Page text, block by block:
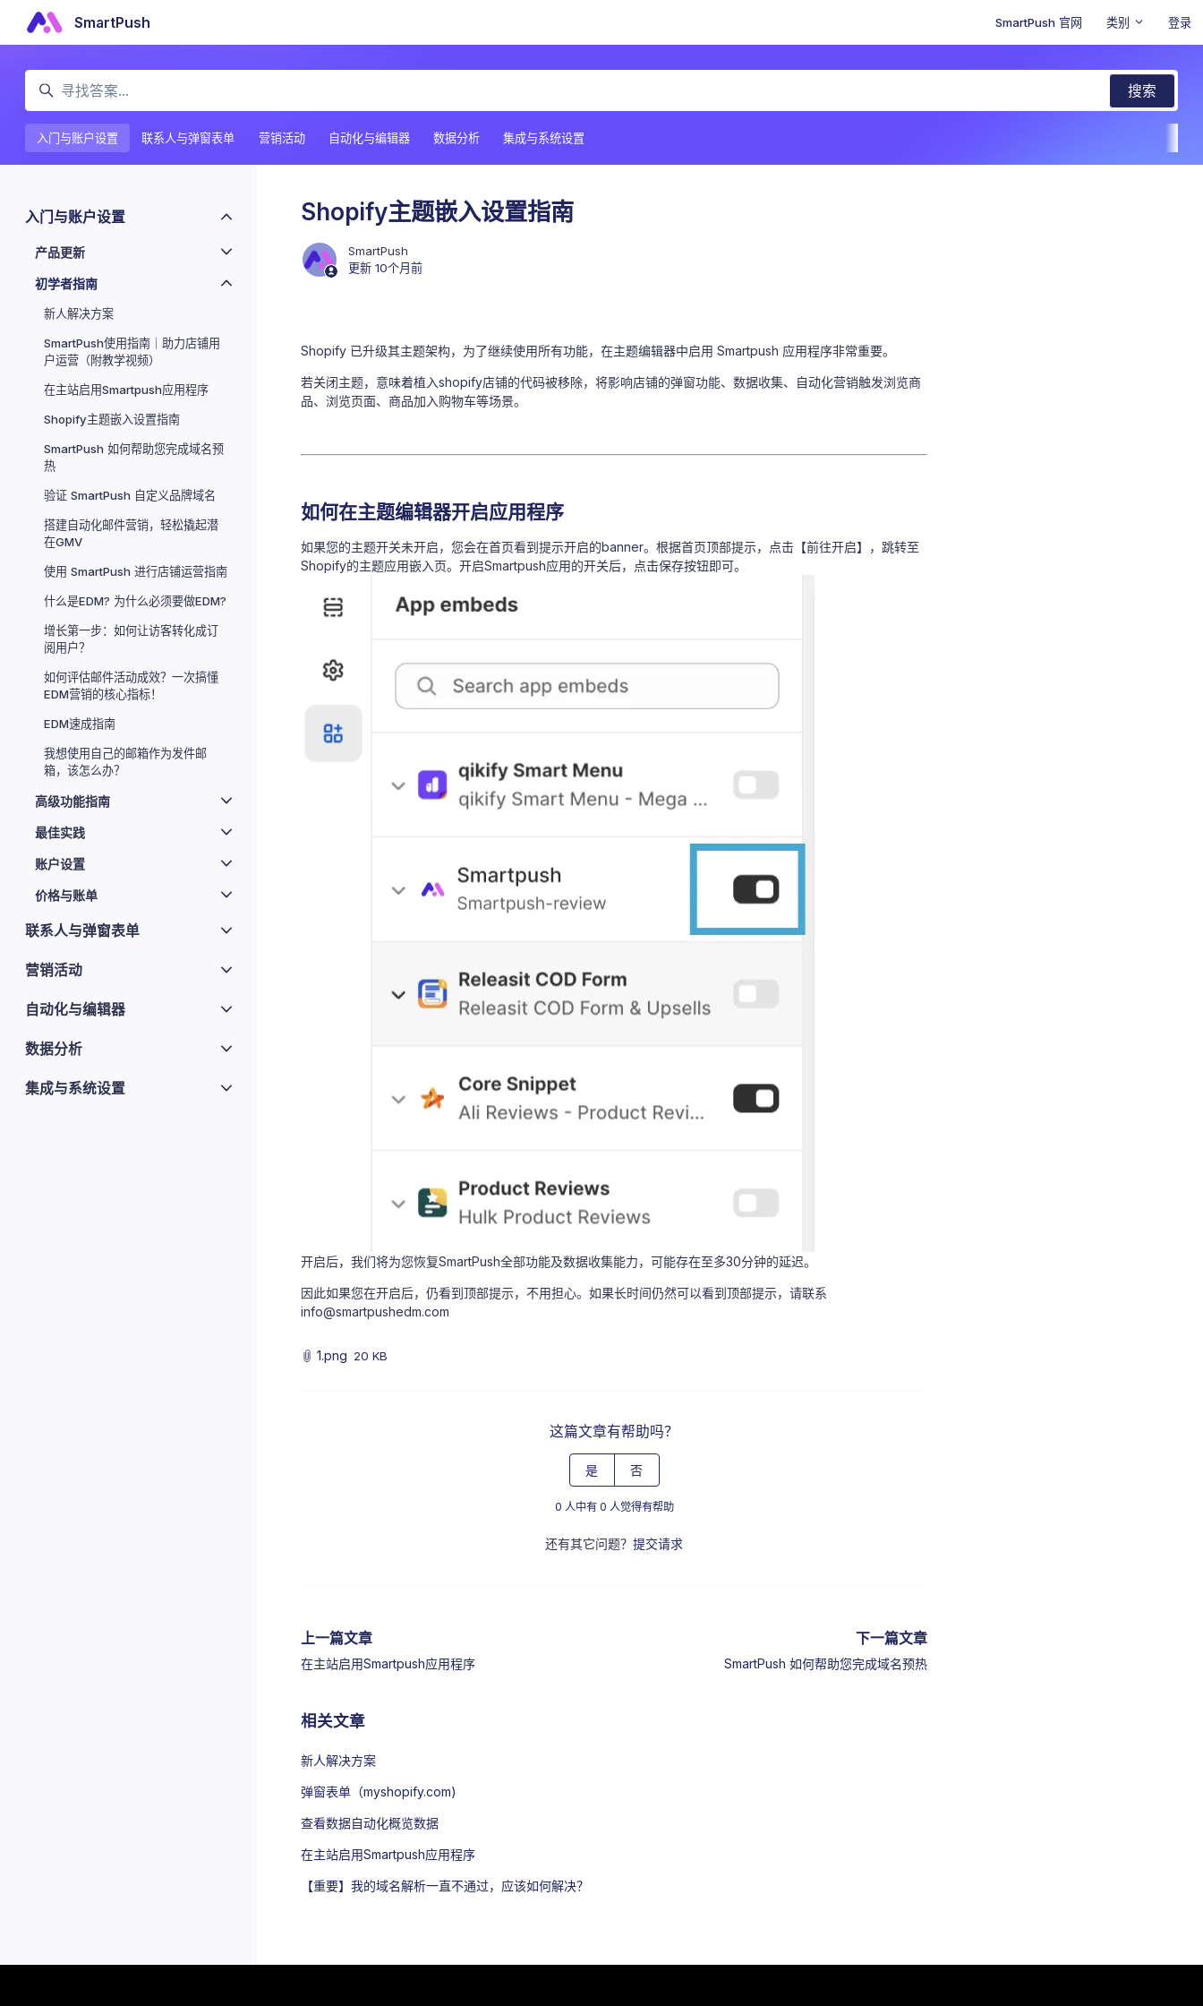
跳到主内容
SmartPush SmartPush 官网 类别 登录
搜索
入门与账户设置 联系人与弹窗表单 营销活动 自动化与编辑器 数据分析 集成与系统设置
Shopify主题嵌入设置指南
SmartPush
更新 10个月前
Shopify 已升级其主题架构，为了继续使用所有功能，在主题编辑器中启用 Smartpush 应用程序非常重要。
若关闭主题，意味着植入shopify店铺的代码被移除，将影响店铺的弹窗功能、数据收集、自动化营销触发浏览商
品、浏览页面、商品加入购物车等场景。
如何在主题编辑器开启应用程序
如果您的主题开关未开启，您会在首页看到提示开启的banner。根据首页顶部提示，点击【前往开启】，跳转至
Shopify的主题应用嵌入页。开启Smartpush应用的开关后，点击保存按钮即可。
开启后，我们将为您恢复SmartPush全部功能及数据收集能力，可能存在至多30分钟的延迟。
因此如果您在开启后，仍看到顶部提示，不用担心。如果长时间仍然可以看到顶部提示，请联系
info@smartpushedm.com
1.png 20 KB
这篇文章有帮助吗？
是 否
0 人中有 0 人觉得有帮助
还有其它问题？ 提交请求
上一篇文章
在主站启用Smartpush应用程序
下一篇文章
SmartPush 如何帮助您完成域名预热
相关文章
新人解决方案
弹窗表单（myshopify.com)
查看数据自动化概览数据
在主站启用Smartpush应用程序
【重要】​​我的域名解析一直不通过，应该如何解决？
入门与账户设置
产品更新
初学者指南
新人解决方案
SmartPush使用指南｜助力店铺用
户运营（附教学视频）
在主站启用Smartpush应用程序
Shopify主题嵌入设置指南
SmartPush 如何帮助您完成域名预
热
验证 SmartPush 自定义品牌域名
搭建自动化邮件营销，轻松撬起潜
在GMV
使用 SmartPush 进行店铺运营指南
什么是EDM? 为什么必须要做EDM?
增长第一步：如何让访客转化成订
阅用户？
如何评估邮件活动成效？一次搞懂
EDM营销的核心指标！
EDM速成指南
我想使用自己的邮箱作为发件邮
箱，该怎么办？
高级功能指南
最佳实践
账户设置
价格与账单
联系人与弹窗表单
营销活动
自动化与编辑器
数据分析
集成与系统设置